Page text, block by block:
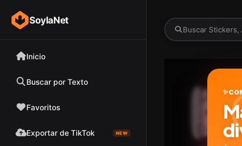
SoylaNet
Inicio
Buscar por Texto
Favoritos
Exportar de TikTok NEW
✨